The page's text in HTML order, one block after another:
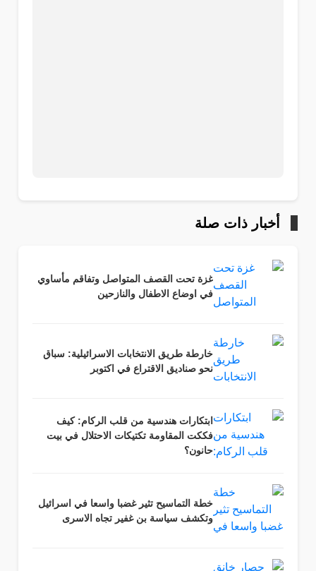
أخبار ذات صلة
غزة تحت القصف المتواصل وتفاقم مأساوي
في اوضاع الاطفال والنازحين
خارطة طريق الانتخابات الاسرائيلية: سباق
نحو صناديق الاقتراع في اكتوبر
ابتكارات هندسية من قلب الركام: كيف
فككت المقاومة تكتيكات الاحتلال في بيت
حانون؟
خطة التماسيح تثير غضبا واسعا في اسرائيل
وتكشف سياسة بن غفير تجاه الاسرى